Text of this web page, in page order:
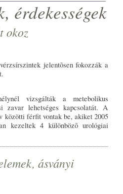
érdekességek
okoz
jelentõsen fokozzák a
vizsgálták a metebolikus
zavar lehetséges kapcsolatát. A
közötti férfit vontak be, akiket 2005
kezeltek 4 különbözõ urológiai
ásványi